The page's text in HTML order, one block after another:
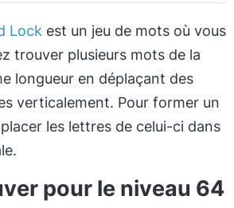
Lock est un jeu de mots où vous
trouver plusieurs mots de la
longueur en déplaçant des
verticalement. Pour former un
les lettres de celui-ci dans
pour le niveau 64